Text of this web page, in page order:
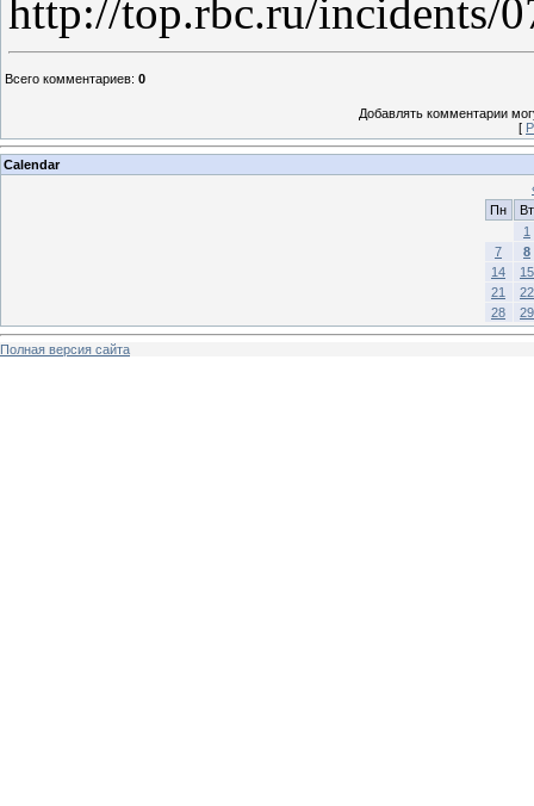
http://top.rbc.ru/incidents/
Всего комментариев: 0
Добавлять комментарии
[
Calendar
Пн
Вт
1
7
8
14
15
21
22
28
29
Полная версия сайта